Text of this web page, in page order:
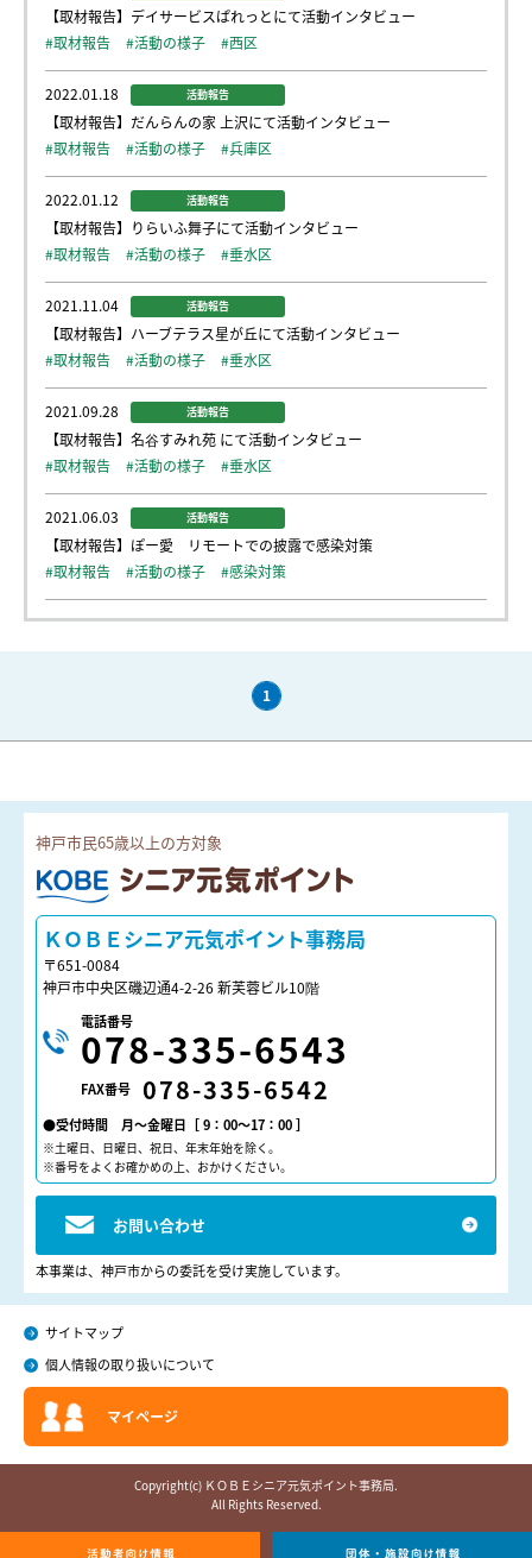
【取材報告】デイサービスぱれっとにて活動インタビュー
#取材報告
#活動の様子 #西区
2022.01.18 活動報告
【取材報告】だんらんの家 上沢にて活動インタビュー
#取材報告
#活動の様子 #兵庫区
2022.01.12 活動報告
【取材報告】りらいふ舞子にて活動インタビュー
#取材報告
#活動の様子 #垂水区
2021.11.04 活動報告
【取材報告】ハーブテラス星が丘にて活動インタビュー
#取材報告
#活動の様子 #垂水区
2021.09.28 活動報告
【取材報告】名谷すみれ苑 にて活動インタビュー
#取材報告
#活動の様子 #垂水区
2021.06.03 活動報告
【取材報告】ぽー愛 リモートでの披露で感染対策
#取材報告
#活動の様子 #感染対策
1
神戸市民65歳以上の方対象
ＫＯＢＥシニア元気ポイント
ＫＯＢＥシニア元気ポイント事務局
〒651-0084
神戸市中央区磯辺通4-2-26 新芙蓉ビル10階
電話番号
078-335-6543
FAX番号 078-335-6542
●受付時間 月～金曜日［ 9：00～17：00 ］
※土曜日、日曜日、祝日、年末年始を除く。
※番号をよくお確かめの上、おかけください。
お問い合わせ
本事業は、神戸市からの委託を受け実施しています。
サイトマップ
個人情報の取り扱いについて
マイページ
Copyright(c) ＫＯＢＥシニア元気ポイント事務局.
All Rights Reserved.